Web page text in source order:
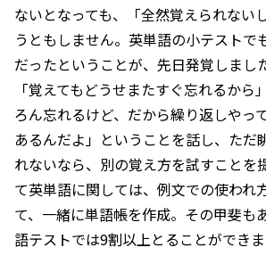
ないとなっても、「全然覚えられない
うともしません。英単語の小テストで
だったということが、先日発覚しまし
「覚えてもどうせまたすぐ忘れるから
ろん忘れるけど、だから繰り返しやっ
あるんだよ」ということを話し、ただ
れないなら、別の覚え方を試すことを
て英単語に関しては、例文での使われ
て、一緒に単語帳を作成。その甲斐も
語テストでは9割以上とることができま